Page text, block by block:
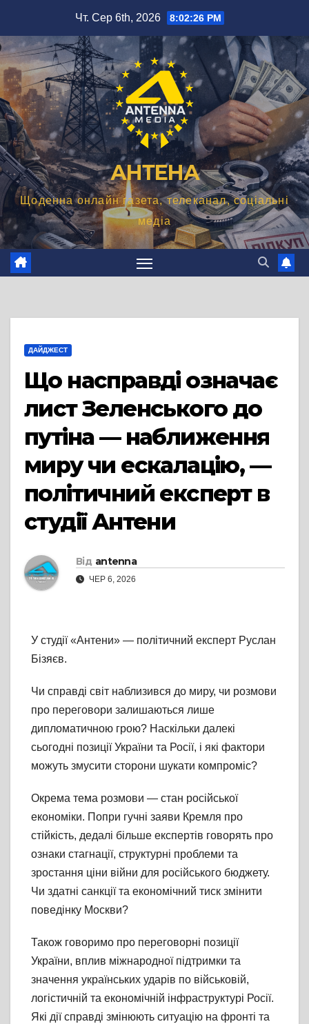
вмісту
Чт. Сер 6th, 2026 8:02:27 PM
АНТЕНА
Щоденна онлайн газета, телеканал, соціальні
медіа
ДАЙДЖЕСТ
Що насправді означає
лист Зеленського до
путіна — наближення
миру чи ескалацію, —
політичний експерт в
студії Антени
Від antenna
ЧЕР 6, 2026
У студії «Антени» — політичний експерт Руслан
Бізяєв.
Чи справді світ наблизився до миру, чи розмови
про переговори залишаються лише
дипломатичною грою? Наскільки далекі
сьогодні позиції України та Росії, і які фактори
можуть змусити сторони шукати компроміс?
Окрема тема розмови — стан російської
економіки. Попри гучні заяви Кремля про
стійкість, дедалі більше експертів говорять про
ознаки стагнації, структурні проблеми та
зростання ціни війни для російського бюджету.
Чи здатні санкції та економічний тиск змінити
поведінку Москви?
Також говоримо про переговорні позиції
України, вплив міжнародної підтримки та
значення українських ударів по військовій,
логістичній та економічній інфраструктурі Росії.
Які дії справді змінюють ситуацію на фронті та